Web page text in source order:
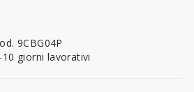
9CBG04P
10 giorni lavorativi